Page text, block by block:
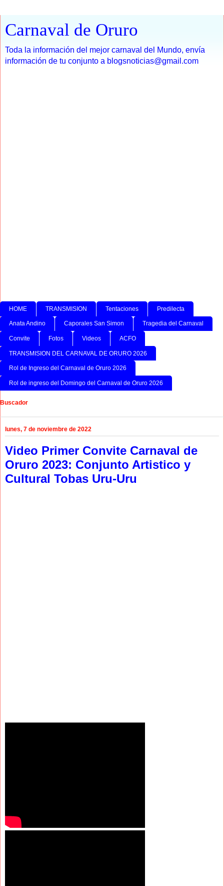
Carnaval de Oruro
Toda la información del mejor carnaval del Mundo, envía
información de tu conjunto a blogsnoticias@gmail.com
HOME TRANSMISION Tentaciones Predilecta
Anata Andino Caporales San Simon Tragedia del Carnaval
Convite Fotos Videos ACFO
TRANSMISION DEL CARNAVAL DE ORURO 2026
Rol de Ingreso del Carnaval de Oruro 2026
Rol de ingreso del Domingo del Carnaval de Oruro 2026
Buscador
lunes, 7 de noviembre de 2022
Video Primer Convite Carnaval de
Oruro 2023: Conjunto Artistico y
Cultural Tobas Uru-Uru